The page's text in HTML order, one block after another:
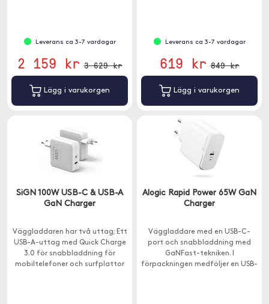
Leverans ca 3-7 vardagar
2 159 kr 3 629 kr
Lägg i varukorgen
Leverans ca 3-7 vardagar
619 kr 849 kr
Lägg i varukorgen
SiGN 100W USB-C & USB-A
GaN Charger
Väggladdaren har två uttag; Ett
USB-A-uttag med Quick Charge
3.0 för snabbladdning för
mobiltelefoner och surfplattor
Alogic Rapid Power 65W GaN
Charger
Väggladdare med en USB-C-
port och snabbladdning med
GaNFast-tekniken. I
förpackningen medföljer en USB-